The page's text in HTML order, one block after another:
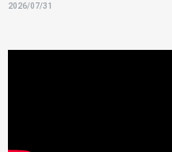
2026/07/31